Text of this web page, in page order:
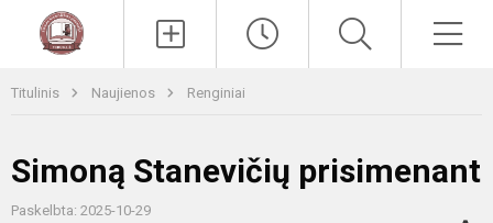
Titulinis Naujienos Renginiai
Simoną Stanevičių prisimenant
Paskelbta: 2025-10-29